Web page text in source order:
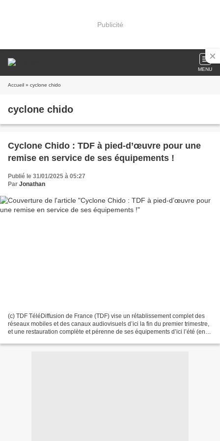
Publicité
MENU
Accueil » cyclone chido
cyclone chido
Cyclone Chido : TDF à pied-d’œuvre pour une
remise en service de ses équipements !
Publié le 31/01/2025 à 05:27
Par Jonathan
(c) TDF TéléDiffusion de France (TDF) vise un rétablissement complet des
réseaux mobiles et des canaux audiovisuels d’ici la fin du premier trimestre,
et une restauration complète et pérenne de ses équipements d’ici l’été (entre